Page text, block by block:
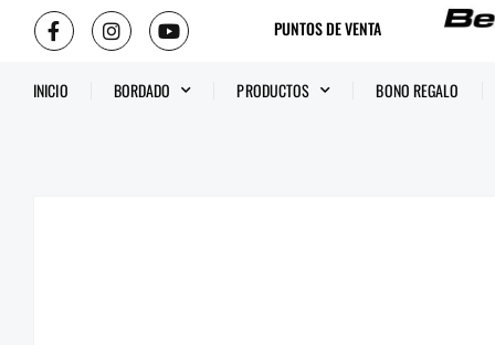
PUNTOS DE VENTA
INICIO BORDADO PRODUCTOS BONO REGALO